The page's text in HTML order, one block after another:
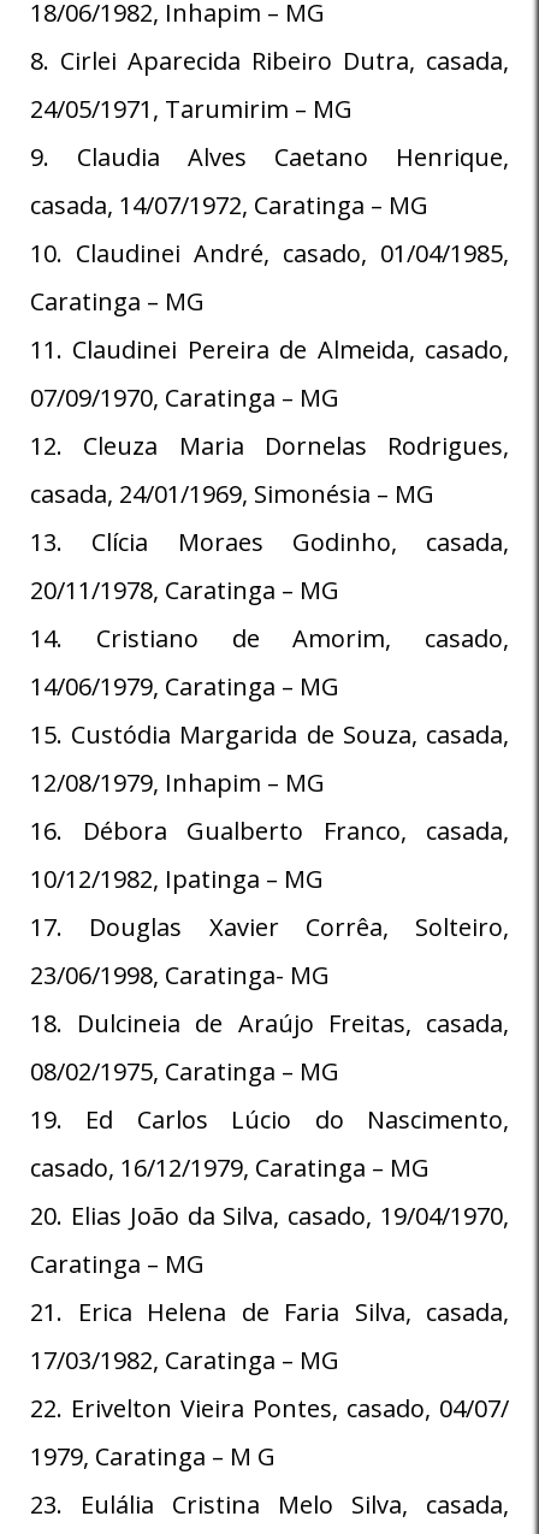
18/06/1982, Inhapim – MG
8. Cirlei Aparecida Ribeiro Dutra, casada,
24/05/1971, Tarumirim – MG
9. Claudia Alves Caetano Henrique,
casada, 14/07/1972, Caratinga – MG
10. Claudinei André, casado, 01/04/1985,
Caratinga – MG
11. Claudinei Pereira de Almeida, casado,
07/09/1970, Caratinga – MG
12. Cleuza Maria Dornelas Rodrigues,
casada, 24/01/1969, Simonésia – MG
13. Clícia Moraes Godinho, casada,
20/11/1978, Caratinga – MG
14. Cristiano de Amorim, casado,
14/06/1979, Caratinga – MG
15. Custódia Margarida de Souza, casada,
12/08/1979, Inhapim – MG
16. Débora Gualberto Franco, casada,
10/12/1982, Ipatinga – MG
17. Douglas Xavier Corrêa, Solteiro,
23/06/1998, Caratinga- MG
18. Dulcineia de Araújo Freitas, casada,
08/02/1975, Caratinga – MG
19. Ed Carlos Lúcio do Nascimento,
casado, 16/12/1979, Caratinga – MG
20. Elias João da Silva, casado, 19/04/1970,
Caratinga – MG
21. Erica Helena de Faria Silva, casada,
17/03/1982, Caratinga – MG
22. Erivelton Vieira Pontes, casado, 04/07/
1979, Caratinga – M G
23. Eulália Cristina Melo Silva, casada,